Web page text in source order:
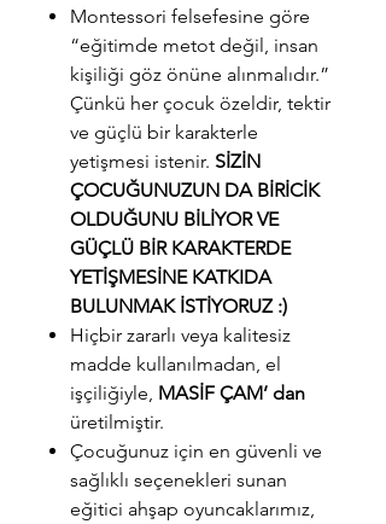
Montessori felsefesine göre
“eğitimde metot değil, insan
kişiliği göz önüne alınmalıdır.”
Çünkü her çocuk özeldir, tektir
ve güçlü bir karakterle
yetişmesi istenir. SİZİN
ÇOCUĞUNUZUN DA BİRİCİK
OLDUĞUNU BİLİYOR VE
GÜÇLÜ BİR KARAKTERDE
YETİŞMESİNE KATKIDA
BULUNMAK İSTİYORUZ :)
Hiçbir zararlı veya kalitesiz
madde kullanılmadan, el
işçiliğiyle, MASİF ÇAM’ dan
üretilmiştir.
Çocuğunuz için en güvenli ve
sağlıklı seçenekleri sunan
eğitici ahşap oyuncaklarımız,